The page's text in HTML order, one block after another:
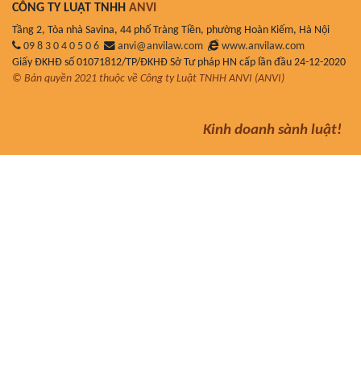
CÔNG TY LUẬT TNHH ANVI
Tầng 2, Tòa nhà Savina, 44 phố Tràng Tiền, phường Hoàn Kiếm, Hà Nội
09 8 3 0 4 0 5 0 6
anvi@anvilaw.com
www.anvilaw.com
Giấy ĐKHĐ số 01071812/TP/ĐKHĐ Sở Tư pháp HN cấp lần đầu 24-12-2020
© Bản quyền 2021 thuộc về Công ty Luật TNHH ANVI (ANVI)
Kinh doanh sành luật!